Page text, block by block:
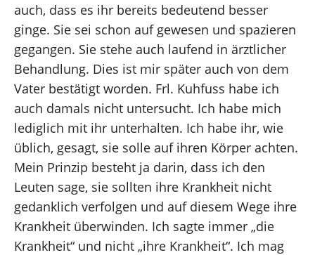
auch, dass es ihr bereits bedeutend besser
ginge. Sie sei schon auf gewesen und spazieren
gegangen. Sie stehe auch laufend in ärztlicher
Behandlung. Dies ist mir später auch von dem
Vater bestätigt worden. Frl. Kuhfuss habe ich
auch damals nicht untersucht. Ich habe mich
lediglich mit ihr unterhalten. Ich habe ihr, wie
üblich, gesagt, sie solle auf ihren Körper achten.
Mein Prinzip besteht ja darin, dass ich den
Leuten sage, sie sollten ihre Krankheit nicht
gedanklich verfolgen und auf diesem Wege ihre
Krankheit überwinden. Ich sagte immer „die
Krankheit“ und nicht „ihre Krankheit“. Ich mag